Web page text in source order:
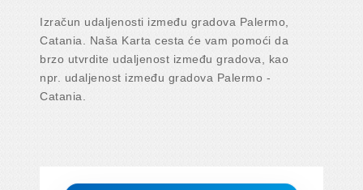
Izračun udaljenosti između gradova Palermo,
Catania. Naša Karta cesta će vam pomoći da
brzo utvrdite udaljenost između gradova, kao
npr. udaljenost između gradova Palermo -
Catania.